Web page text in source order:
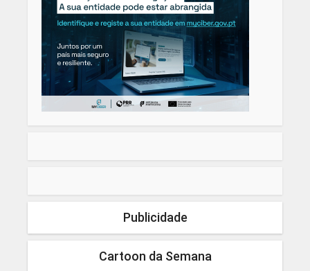
Publicidade
Cartoon da Semana